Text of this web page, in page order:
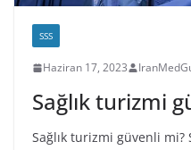
SSS
Haziran 17, 2023
Sağlık turizmi
Sağlık turizmi güvenli